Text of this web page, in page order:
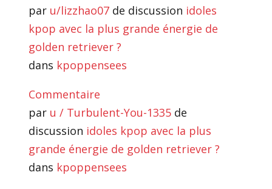
par u/lizzhao07de discussion idoles
kpop avec la plus grande énergie de
golden retriever ?
dans kpoppensees
Commentaire
par u / Turbulent-You-1335de
discussion idoles kpop avec la plus
grande énergie de golden retriever ?
dans kpoppensees